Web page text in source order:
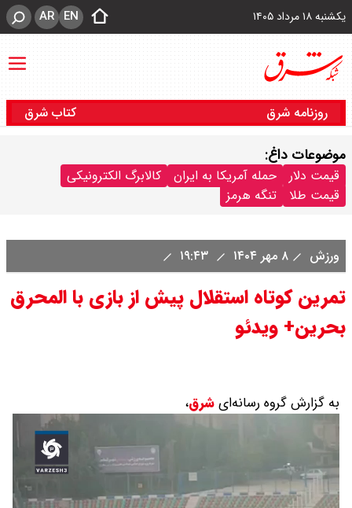
یکشنبه ۱۸ مرداد ۱۴۰۵ EN
AR
روزنامه شرق کتاب شرق
موضوعات داغ:
قیمت دلار حمله آمریکا به ایران
کالابرگ الکترونیکی
قیمت طلا
تنگه هرمز
ورزش ۸ مهر ۱۴۰۴
تمرین کوتاه استقلال پیش از بازی با المحرق
بحرین+ ویدئو
به گزارش گروه رسانه‌ایشرق،